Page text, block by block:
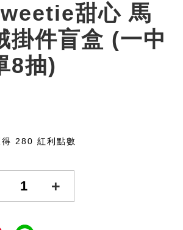
甜心 馬
掛件盲盒 (一中
8抽)
得 280 紅利點數
+